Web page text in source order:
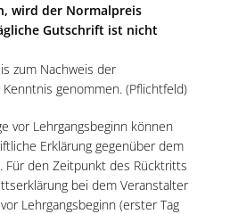
wird der Normalpreis
Gutschrift ist nicht
zum Nachweis der
genommen. (Pflichtfeld)
vor Lehrgangsbeginn können
Erklärung gegenüber dem
Für den Zeitpunkt des Rücktritts
bei dem Veranstalter
Lehrgangsbeginn (erster Tag